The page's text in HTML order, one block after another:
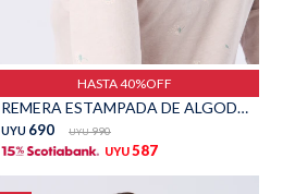
HASTA 40%OFF
REMERA ESTAMPADA DE ALGODÓN - Beige
UYU 690 UYU 990
UYU587